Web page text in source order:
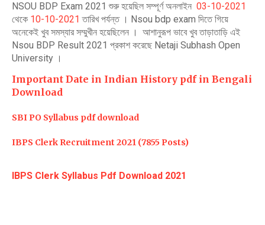
NSOU BDP Exam 2021 শুরু হয়েছিল সম্পূর্ণ অনলাইন 03-10-2021
থেকে 10-10-2021 তারিখ পর্যন্ত । Nsou bdp exam দিতে গিয়ে
অনেকেই খুব সমস্যার সম্মুখীন হয়েছিলেন । আশানুরূপ ভাবে খুব তাড়াতাড়ি এই
Nsou BDP Result 2021 প্রকাশ করেছে Netaji Subhash Open
University ।
Important Date in Indian History pdf in Bengali
Download
SBI PO Syllabus pdf download
IBPS Clerk Recruitment 2021 (7855 Posts)
IBPS Clerk Syllabus Pdf Download 2021